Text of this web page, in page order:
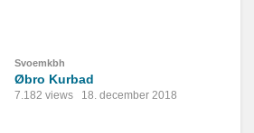
Svoemkbh
Øbro Kurbad
7.182 views 18. december 2018